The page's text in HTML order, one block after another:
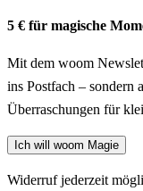
5 € für magische
Mit dem woom
ins Postfach – sondern
Überraschungen für
Ich will woom Magie
Widerruf jederzeit